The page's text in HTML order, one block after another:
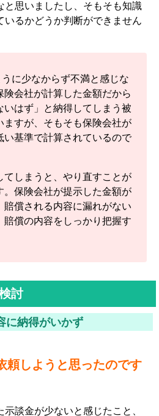
と思いましたし、そもそも知識
いるかどうか判断ができません
に少なからず不満と感じな
険会社が計算した金額だから
いはず」と納得してしまう被
ますが、そもそも保険会社が
い基準で計算されているので
てしまうと、やり直すことが
。保険会社が提示した金額が
賠償される内容に漏れがない
賠償の内容をしっかり把握す
討
に納得がいかず
しようと思ったのです
談金が少ないと感じたこと、